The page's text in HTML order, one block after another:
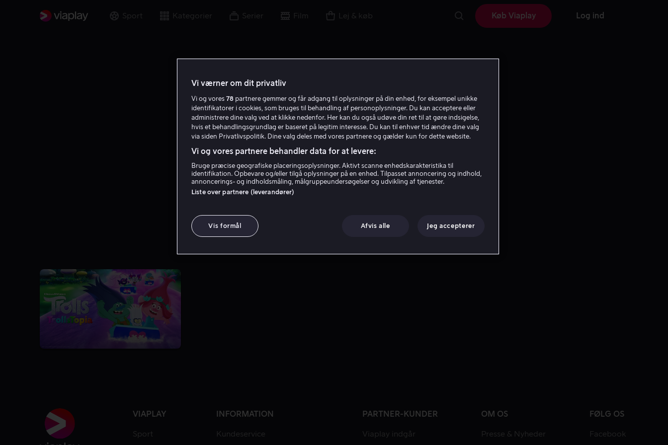
Sport Kategorier Serier Film Lej & køb Køb Viaplay Log ind
J M
Jim Mortensen
5.7 2 Sæsoner
VIAPLAY
Sport
INFORMATION
Kundeservice
PARTNER-KUNDER
Viaplay indgår
OM OS
Presse & Nyheder
FØLG OS
Facebook
Vi værner om dit privatliv
Vi og vores 78 partnere gemmer og får adgang til oplysninger på din enhed, for eksempel unikke
identifikatorer i cookies, som bruges til behandling af personoplysninger. Du kan acceptere eller
administrere dine valg ved at klikke nedenfor. Her kan du også udøve din ret til at gøre indsigelse,
hvis et behandlingsgrundlag er baseret på legitim interesse. Du kan til enhver tid ændre dine valg
via siden Privatlivspolitik. Dine valg deles med vores partnere og gælder kun for dette website.
Vi og vores partnere behandler data for at levere:
Bruge præcise geografiske placeringsoplysninger. Aktivt scanne enhedskarakteristika til
identifikation. Opbevare og/eller tilgå oplysninger på en enhed. Tilpasset annoncering og indhold,
annoncerings- og indholdsmåling, målgruppeundersøgelser og udvikling af tjenester.
Liste over partnere (leverandører)
Vis formål Afvis alle Jeg accepterer